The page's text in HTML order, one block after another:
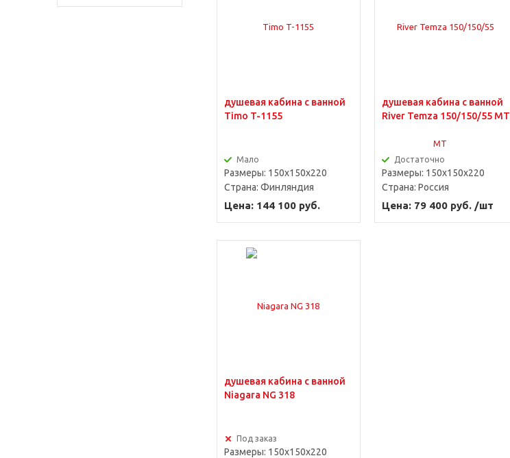
душевая кабина с ванной
Timo T-1155
Мало
Размеры: 150x150x220
Страна: Финляндия
Цена: 144 100 руб.
душевая кабина с ванной
River Temza 150/150/55 MT
Достаточно
Размеры: 150x150x220
Страна: Россия
Цена: 79 400 руб. /шт
душевая кабина с ванной
Niagara NG 318
Под заказ
Размеры: 150x150x220